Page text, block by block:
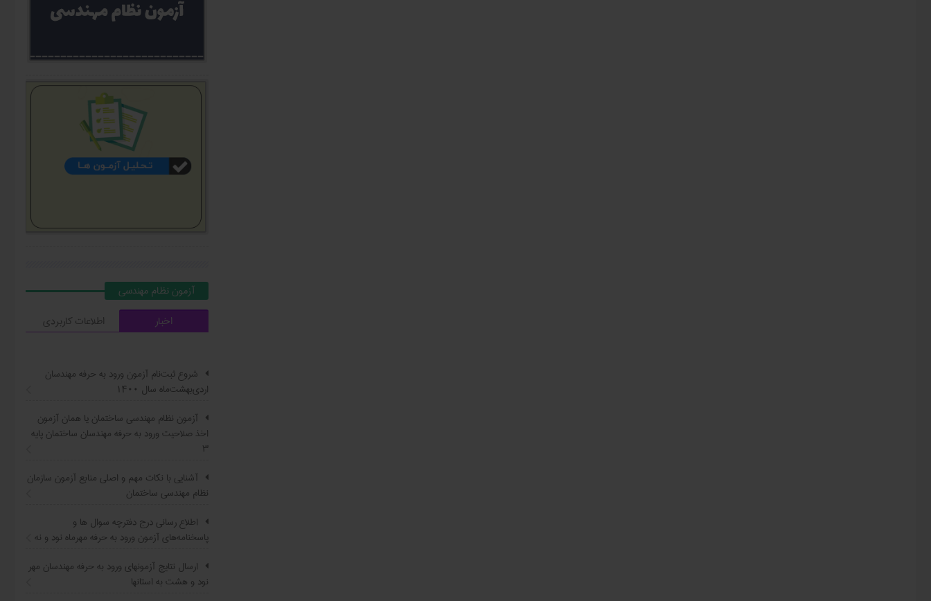
آزمون نظام مهندسي
اخبار
اطلاعات کاربردی
شروع ثبت‌نام آزمون ورود به حرفه مهندسان
اردی‌بهشت‌ماه سال ۱۴۰۰
آزمون نظام مهندسی ساختمان یا همان آزمون
اخذ صلاحیت ورود به حرفه مهندسان ساختمان پایه
۳
آشنایی با نکات مهم و اصلی منابع آزمون سازمان
نظام مهندسی ساختمان
اطلاع ‏رسانی درج دفترچه سوال ‌ها و
پاسخنامه‌های آزمون ورود به حرفه مهرماه نود و نه
ارسال نتایج آزمونهای ورود به حرفه مهندسان مهر
نود و هشت به استانها